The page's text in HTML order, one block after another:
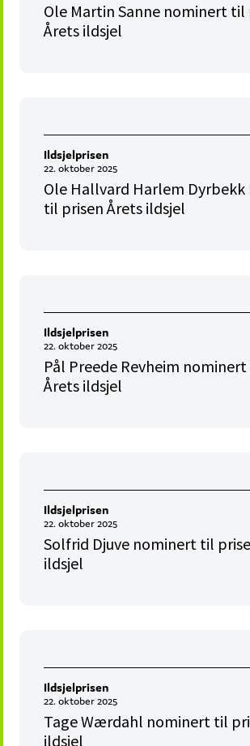
Ole Martin Sanne nominert til
Årets ildsjel
Ildsjelprisen
22. oktober 2025
Ole Hallvard Harlem
til prisen Årets ildsjel
Ildsjelprisen
22. oktober 2025
Pål Preede Revheim
Årets ildsjel
Ildsjelprisen
22. oktober 2025
Solfrid Djuve nominert til
ildsjel
Ildsjelprisen
22. oktober 2025
Tage Wærdahl nominert til
ildsjel